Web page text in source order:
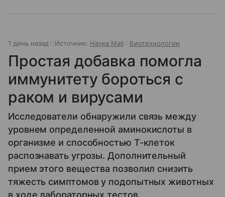
1 день назад Источник: Наука Mail Биотехнологии
Простая добавка помогла
иммунитету бороться с
раком и вирусами
Исследователи обнаружили связь между
уровнем определенной аминокислоты в
организме и способностью Т-клеток
распознавать угрозы. Дополнительный
прием этого вещества позволил снизить
тяжесть симптомов у подопытных животных